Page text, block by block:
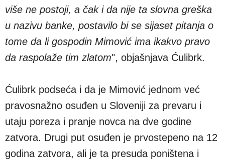
više ne postoji, a čak i da nije ta slovna greška
u nazivu banke, postavilo bi se sijaset pitanja o
tome da li gospodin Mimović ima ikakvo pravo
da raspolaže tim zlatom", objašnjava Ćulibrk.
Ćulibrk podseća i da je Mimović jednom već
pravosnažno osuđen u Sloveniji za prevaru i
utaju poreza i pranje novca na dve godine
zatvora. Drugi put osuđen je prvostepeno na 12
godina zatvora, ali je ta presuda poništena i